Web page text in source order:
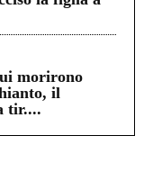
morirono
il
tir....